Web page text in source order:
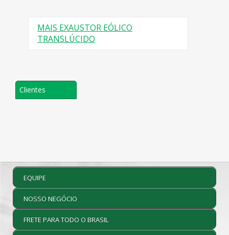
MAIS EXAUSTOR EÓLICO
TRANSLÚCIDO
Clientes
EQUIPE
NOSSO NEGÓCIO
FRETE PARA TODO O BRASIL